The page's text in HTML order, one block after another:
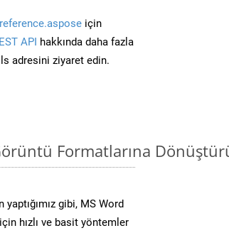
için
API hakkında daha fazla
adresini ziyaret edin.
Formatlarına
gibi, MS Word
hızlı ve basit yöntemler